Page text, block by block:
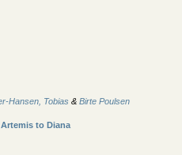
Hansen, Tobias & Birte Poulsen
Artemis to Diana